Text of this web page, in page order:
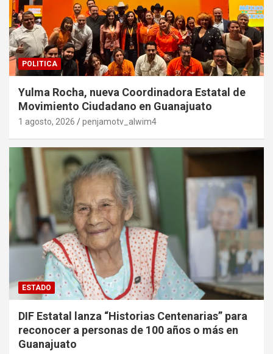
POLITICA
Yulma Rocha, nueva Coordinadora Estatal de
Movimiento Ciudadano en Guanajuato
1 agosto, 2026 penjamotv_alwim4
ESTADO
DIF Estatal lanza “Historias Centenarias” para
reconocer a personas de 100 años o más en
Guanajuato